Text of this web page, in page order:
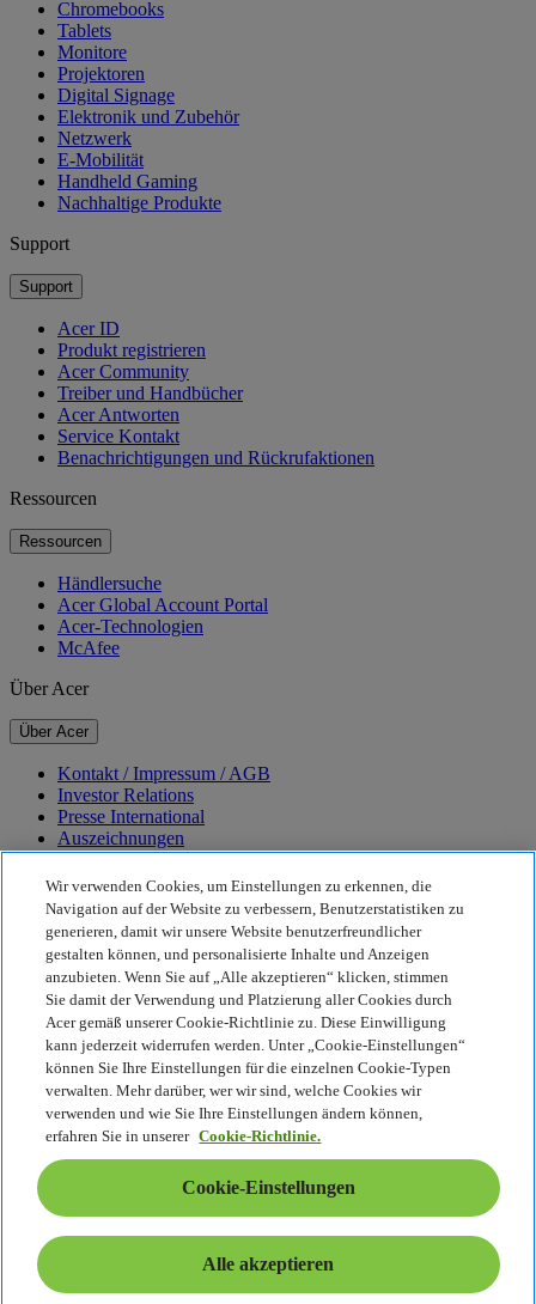
Chromebooks
Tablets
Monitore
Projektoren
Digital Signage
Elektronik und Zubehör
Netzwerk
E-Mobilität
Handheld Gaming
Nachhaltige Produkte
Support
Support
Acer ID
Produkt registrieren
Acer Community
Treiber und Handbücher
Acer Antworten
Service Kontakt
Benachrichtigungen und Rückrufaktionen
Ressourcen
Ressourcen
Händlersuche
Acer Global Account Portal
Acer-Technologien
McAfee
Über Acer
Über Acer
Kontakt / Impressum / AGB
Investor Relations
Presse International
Auszeichnungen
Veranstaltungen
Karriere
Nachhaltigkeit
Nachhaltigkeit
Corporate Social Responsibility
CO2-Bilanz unserer Produkte
Project Humanity
Earthion
Datenschutzrichtlinie
Cookie-Richtlinie
Rechtlicher Hinweis
Zusätzliche rechtliche Informationen
Barrierefreiheitsrichtlinie
Cookie-Einstellungen
Schweiz - Deutsch
© 2026 Acer Inc.
Wir verwenden Cookies, um Einstellungen zu erkennen, die
Navigation auf der Website zu verbessern, Benutzerstatistiken zu
generieren, damit wir unsere Website benutzerfreundlicher
gestalten können, und personalisierte Inhalte und Anzeigen
anzubieten. Wenn Sie auf „Alle akzeptieren“ klicken, stimmen
Sie damit der Verwendung und Platzierung aller Cookies durch
Acer gemäß unserer Cookie-Richtlinie zu. Diese Einwilligung
kann jederzeit widerrufen werden. Unter „Cookie-Einstellungen“
können Sie Ihre Einstellungen für die einzelnen Cookie-Typen
verwalten. Mehr darüber, wer wir sind, welche Cookies wir
verwenden und wie Sie Ihre Einstellungen ändern können,
erfahren Sie in unserer Cookie-Richtlinie.
Cookie-Einstellungen
Alle akzeptieren